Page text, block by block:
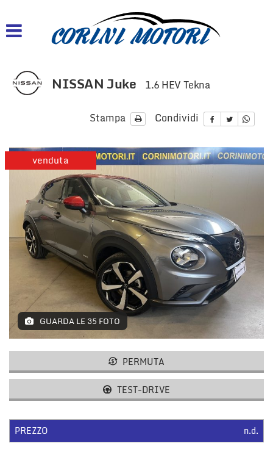
LISTA VEICOLI
CONTATTI
NISSAN Juke 1.6 HEV Tekna
Stampa Condividi
venduta
GUARDA LE 35 FOTO
PERMUTA
TEST-DRIVE
PREZZO n.d.